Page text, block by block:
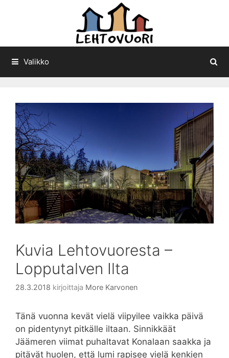
Valikko
Kuvia Lehtovuoresta –
Lopputalven Ilta
28.3.2018 kirjoittaja More Karvonen
Tänä vuonna kevät vielä viipyilee vaikka päivä
on pidentynyt pitkälle iltaan. Sinnikkäät
Jäämeren viimat puhaltavat Konalaan saakka ja
pitävät huolen, että lumi rapisee vielä kenkien